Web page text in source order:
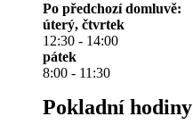
Po předchozí domluvě:
úterý, čtvrtek
12:30 - 14:00
pátek
8:00 - 11:30
Pokladní hodiny